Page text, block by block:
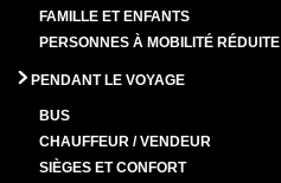
FAMILLE ET ENFANTS
PERSONNES À MOBILITÉ RÉDUITE
PENDANT LE VOYAGE
BUS
CHAUFFEUR / VENDEUR
SIÈGES ET CONFORT